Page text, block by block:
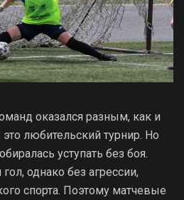
оказался разным, как и
это любительский турнир. Но
уступать без боя.
однако без агрессии,
спорта. Поэтому матчевые